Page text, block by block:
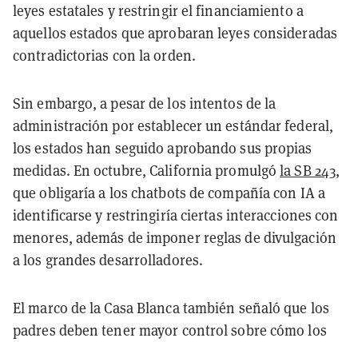
leyes estatales y restringir el financiamiento a
aquellos estados que aprobaran leyes consideradas
contradictorias con la orden.
Sin embargo, a pesar de los intentos de la
administración por establecer un estándar federal,
los estados han seguido aprobando sus propias
medidas. En octubre, California promulgóla SB 243,
que obligaría a los chatbots de compañía con IA a
identificarse y restringiría ciertas interacciones con
menores, además de imponer reglas de divulgación
a los grandes desarrolladores.
El marco de la Casa Blanca también señaló que los
padres deben tener mayor control sobre cómo los